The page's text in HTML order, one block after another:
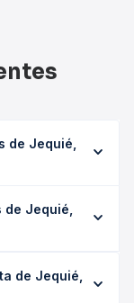
de Jequié,
variar
Jequié,
e
o tipo de
de Jequié,